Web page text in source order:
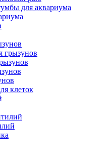
для аквариума
грызунов
клеток